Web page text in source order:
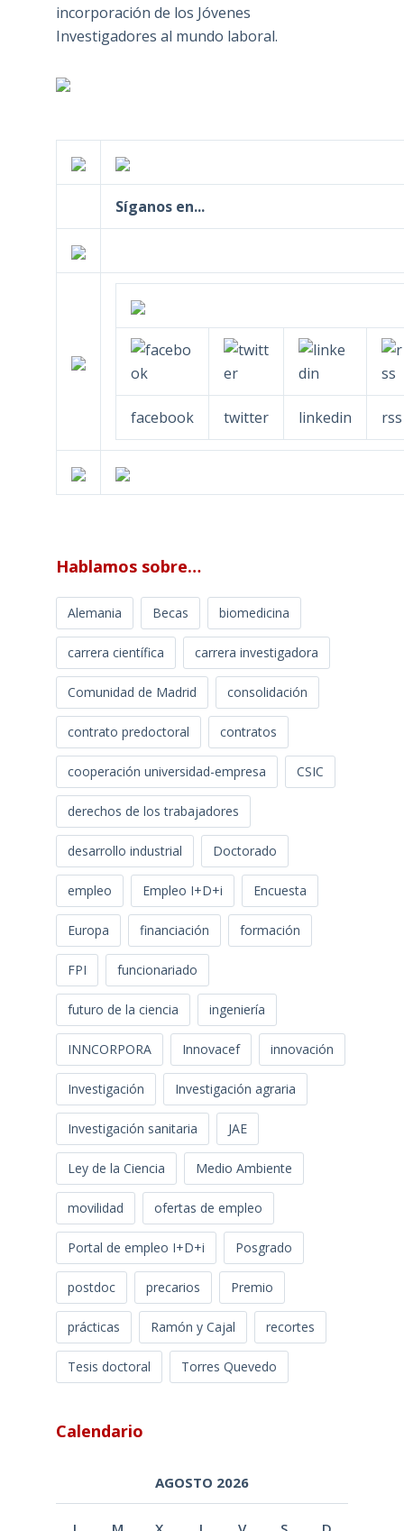
incorporación de los Jóvenes
Investigadores al mundo laboral.
Síganos en...
facebook twitter linkedin rss
Hablamos sobre…
Alemania Becas biomedicina
carrera científica carrera investigadora
Comunidad de Madrid consolidación
contrato predoctoral contratos
cooperación universidad-empresa CSIC
derechos de los trabajadores
desarrollo industrial Doctorado
empleo Empleo I+D+i Encuesta
Europa financiación formación
FPI funcionariado
futuro de la ciencia ingeniería
INNCORPORA Innovacef innovación
Investigación Investigación agraria
Investigación sanitaria JAE
Ley de la Ciencia Medio Ambiente
movilidad ofertas de empleo
Portal de empleo I+D+i Posgrado
postdoc precarios Premio
prácticas Ramón y Cajal recortes
Tesis doctoral Torres Quevedo
Calendario
AGOSTO 2026